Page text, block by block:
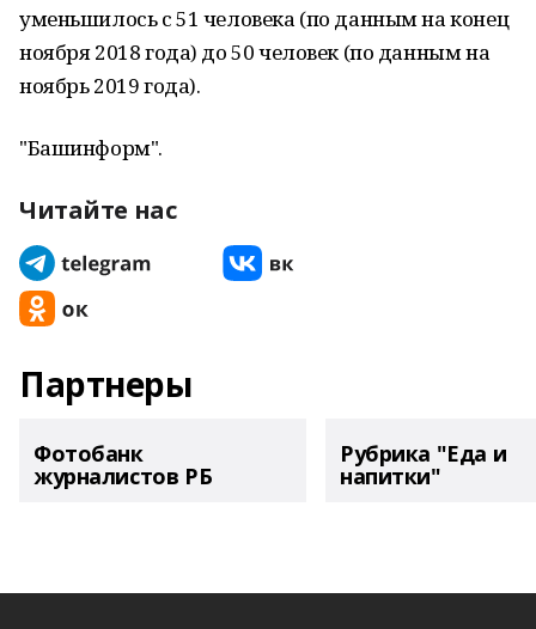
уменьшилось с 51 человека (по данным на конец
ноября 2018 года) до 50 человек (по данным на
ноябрь 2019 года).
"Башинформ".
Читайте нас
Партнеры
Фотобанк
журналистов РБ
Рубрика "Еда и
напитки"